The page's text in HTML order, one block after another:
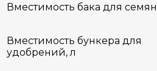
Вместимость бака для семян
Вместимость бункера для
удобрений, л